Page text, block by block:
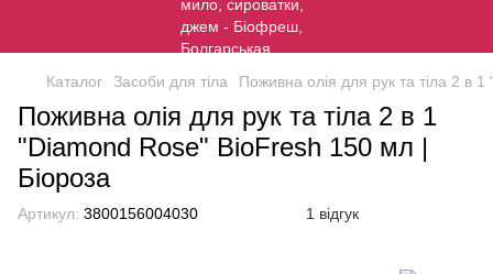
Каталог Засоби для тіла Поживна олія для рук та тіла 2 в
Поживна олія для рук та тіла 2 в 1
"Diamond Rose" BioFresh 150 мл |
Біороза
Артикул: 3800156004030 1 відгук